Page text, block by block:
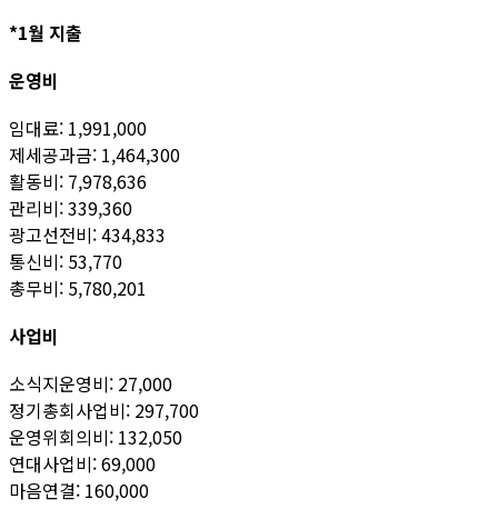
*1월 지출
운영비
임대료: 1,991,000
제세공과금: 1,464,300
활동비: 7,978,636
관리비: 339,360
광고선전비: 434,833
통신비: 53,770
총무비: 5,780,201
사업비
소식지운영비: 27,000
정기총회사업비: 297,700
운영위회의비: 132,050
연대사업비: 69,000
마음연결: 160,000